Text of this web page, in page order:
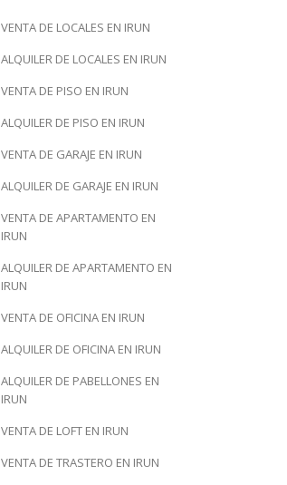
VENTA DE LOCALES EN IRUN
ALQUILER DE LOCALES EN IRUN
VENTA DE PISO EN IRUN
ALQUILER DE PISO EN IRUN
VENTA DE GARAJE EN IRUN
ALQUILER DE GARAJE EN IRUN
VENTA DE APARTAMENTO EN
IRUN
ALQUILER DE APARTAMENTO EN
IRUN
VENTA DE OFICINA EN IRUN
ALQUILER DE OFICINA EN IRUN
ALQUILER DE PABELLONES EN
IRUN
VENTA DE LOFT EN IRUN
VENTA DE TRASTERO EN IRUN